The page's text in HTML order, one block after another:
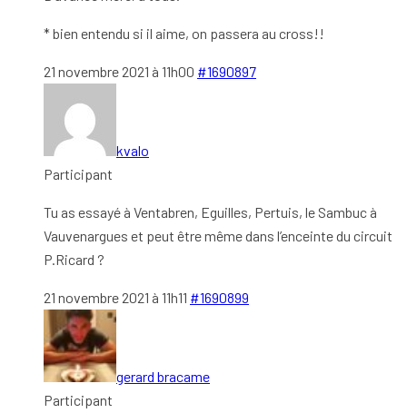
* bien entendu si il aime, on passera au cross!!
21 novembre 2021 à 11h00 #1690897
kvalo
Participant
Tu as essayé à Ventabren, Eguilles, Pertuis, le Sambuc à
Vauvenargues et peut être même dans l’enceinte du circuit
P.Ricard ?
21 novembre 2021 à 11h11 #1690899
gerard bracame
Participant